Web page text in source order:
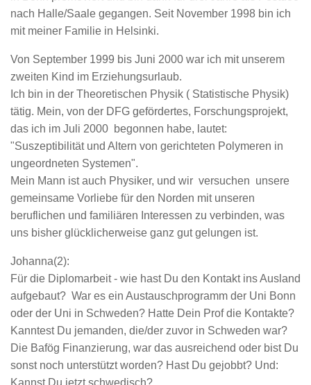
nach Halle/Saale gegangen. Seit November 1998 bin ich
mit meiner Familie in Helsinki.
Von September 1999 bis Juni 2000 war ich mit unserem
zweiten Kind im Erziehungsurlaub.
Ich bin in der Theoretischen Physik ( Statistische Physik)
tätig. Mein, von der DFG gefördertes, Forschungsprojekt,
das ich im Juli 2000 begonnen habe, lautet:
"Suszeptibilität und Altern von gerichteten Polymeren in
ungeordneten Systemen".
Mein Mann ist auch Physiker, und wir versuchen unsere
gemeinsame Vorliebe für den Norden mit unseren
beruflichen und familiären Interessen zu verbinden, was
uns bisher glücklicherweise ganz gut gelungen ist.
Johanna(2):
Für die Diplomarbeit - wie hast Du den Kontakt ins Ausland
aufgebaut? War es ein Austauschprogramm der Uni Bonn
oder der Uni in Schweden? Hatte Dein Prof die Kontakte?
Kanntest Du jemanden, die/der zuvor in Schweden war?
Die Bafög Finanzierung, war das ausreichend oder bist Du
sonst noch unterstützt worden? Hast Du gejobbt? Und: